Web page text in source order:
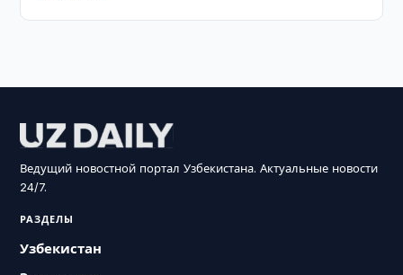
Ведущий новостной портал Узбекистана. Актуальные новости
24/7.
РАЗДЕЛЫ
Узбекистан